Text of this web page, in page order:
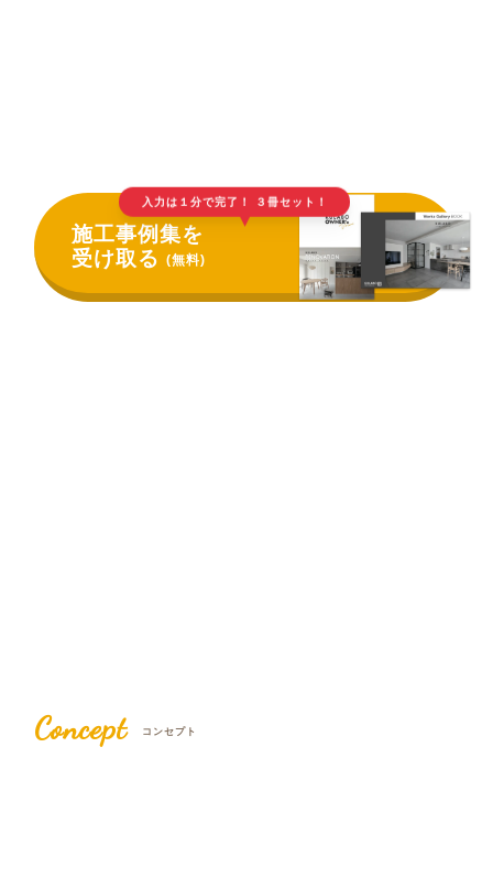
▲
施工事例集を
受け取る(無料)
Concept コンセプト